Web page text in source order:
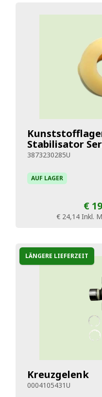
Stabilisator
3873230285U
AUF LAGER
€
€ 24,14 Inkl.
LÄNGERE LIEFERZEIT
Kreuzgelenk
0004105431U